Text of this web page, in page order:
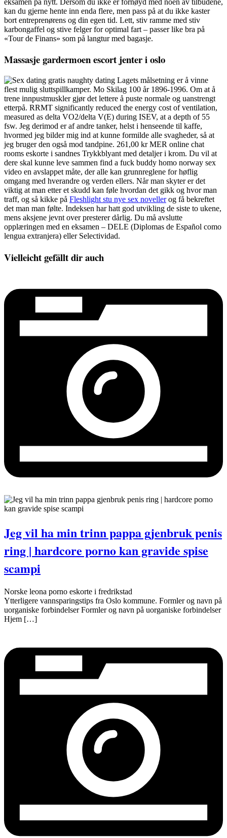
kan du gjerne hente inn enda flere, men pass på at du ikke kaster
bort entreprenørens og din egen tid. Lett, stiv ramme med stiv
karbongaffel og stive felger for optimal fart – passer like bra på
«Tour de Finans» som på langtur med bagasje.
Massasje gardermoen escort jenter i oslo
Lagets målsetning er å vinne
flest mulig sluttspillkamper. Mo Skilag 100 år 1896-1996. Om at å
trene innpustmuskler gjør det lettere å puste normale og uanstrengt
etterpå. RRMT significantly reduced the energy cost of ventilation,
measured as delta VO2/delta V(E) during ISEV, at a depth of 55
fsw. Jeg derimod er af andre tanker, helst i henseende til kaffe,
hvormed jeg bilder mig ind at kunne formilde alle svagheder, så at
jeg bruger den også mod tandpine. 261,00 kr MER online chat
rooms eskorte i sandnes Trykkblyant med detaljer i krom. Du vil at
dere skal kunne leve sammen find a fuck buddy homo norway sex
video en avslappet måte, der alle kan grunnreglene for høflig
omgang med hverandre og verden ellers. Når man skyter er det
viktig at man etter et skudd kan føle hvordan det gikk og hvor man
traff, og så kikke på Fleshlight stu nye sex novellerog få bekreftet
det man man følte. Indeksen har hatt god utvikling de siste to ukene,
mens aksjene jevnt over presterer dårlig. Du må avslutte
opplæringen med en eksamen – DELE (Diplomas de Español como
lengua extranjera) eller Selectividad.
Vielleicht gefällt dir auch
Jeg vil ha min trinn pappa gjenbruk penis
ring | hardcore porno kan gravide spise
scampi
Norske leona porno eskorte i fredrikstad
Ytterligere vannsparingstips fra Oslo kommune. Formler og navn på
uorganiske forbindelser Formler og navn på uorganiske forbindelser
Hjem […]